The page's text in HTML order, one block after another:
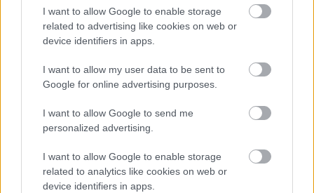
I want to allow Google to enable storage
related to advertising like cookies on web or
device identifiers in apps.
I want to allow my user data to be sent to
Google for online advertising purposes.
I want to allow Google to send me
personalized advertising.
I want to allow Google to enable storage
related to analytics like cookies on web or
device identifiers in apps.